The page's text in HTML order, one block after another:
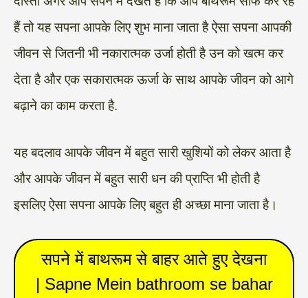
हैं तो यह सपना आपके लिए शुभ माना जाता है ऐसा सपना आपकी
जीवन से जितनी भी नकारात्मक उर्जा होती है उन को खत्म कर
देता है और एक सकारात्मक ऊर्जा के साथ आपके जीवन को आगे
बढ़ाने का काम करता है.
यह बदलाव आपके जीवन में बहुत सारी खुशियों को लेकर आता है
और आपके जीवन में बहुत सारी धन की प्राप्ति भी होती है
इसलिए ऐसा सपना आपके लिए बहुत ही अच्छा माना जाता है।
सपने में बाथरूम से बाहर आते हुए देखना
| Sapne Mein bathroom se bahar